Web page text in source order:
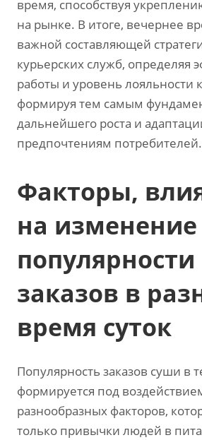
время, способствуя
на рынке. В итоге, вечернее
важной составляющей
курьерских служб, определяя
работы и уровень лояльности
формируя тем самым
дальнейшего роста и
предпочтениям потребителей.
Факторы,
на изменение
популярности
заказов в
время суток
Популярность заказов суши в
формируется под
разнообразных факторов,
только привычки людей в